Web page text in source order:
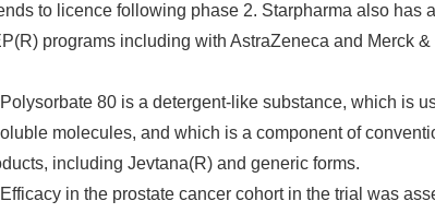
to licence following phase 2. Starpharma also has
programs including with AstraZeneca and Merck &
Polysorbate 80 is a detergent-like substance, which is
molecules, and which is a component of
including Jevtana(R) and generic forms.
in the prostate cancer cohort in the trial was
English